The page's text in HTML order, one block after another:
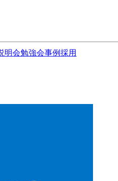
明会勉強会事例採用